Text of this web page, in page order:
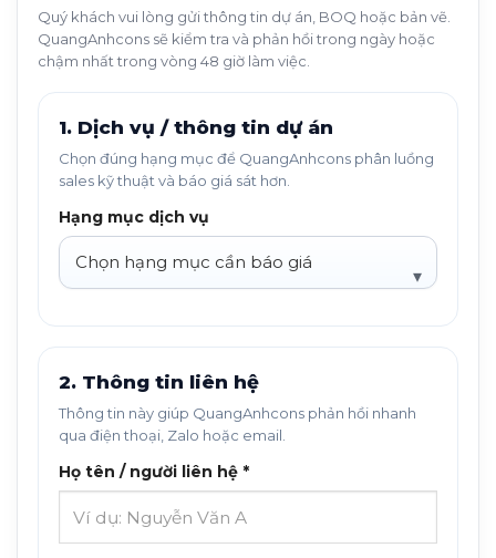
Quý khách vui lòng gửi thông tin dự án, BOQ hoặc bản vẽ.
QuangAnhcons sẽ kiểm tra và phản hồi trong ngày hoặc
chậm nhất trong vòng 48 giờ làm việc.
1. Dịch vụ / thông tin dự án
Chọn đúng hạng mục để QuangAnhcons phân luồng
sales kỹ thuật và báo giá sát hơn.
Hạng mục dịch vụ
2. Thông tin liên hệ
Thông tin này giúp QuangAnhcons phản hồi nhanh
qua điện thoại, Zalo hoặc email.
Họ tên / người liên hệ *